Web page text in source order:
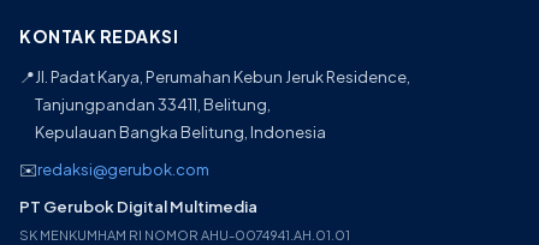
KONTAK REDAKSI
📍Jl. Padat Karya, Perumahan Kebun Jeruk Residence,
Tanjungpandan 33411, Belitung,
Kepulauan Bangka Belitung, Indonesia
✉️redaksi@gerubok.com
PT Gerubok Digital Multimedia
SK MENKUMHAM RI NOMOR AHU-0074941.AH.01.01